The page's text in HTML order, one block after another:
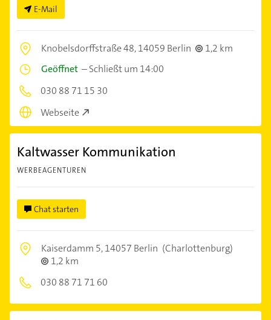
E-Mail
Knobelsdorffstraße 48,14059 Berlin
1,2 km
Geöffnet –Schließt um 14:00
030 88 71 15 30
Webseite
Kaltwasser Kommunikation
WERBEAGENTUREN
Chat starten
Kaiserdamm 5,14057 Berlin (Charlottenburg)
1,2 km
030 88 71 71 60